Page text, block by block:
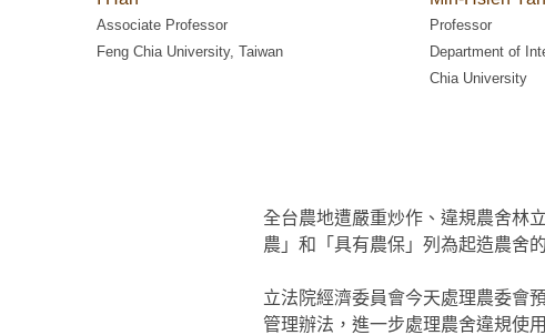
Associate Professor
Feng Chia University, Taiwan
Professor
Department of
Chia University
全台農地遭嚴重炒作、違規農舍林
農」和「具有農保」列為起造農舍
立法院經濟委員會今天處理農委會
管理辦法，進一步處理農舍違規使